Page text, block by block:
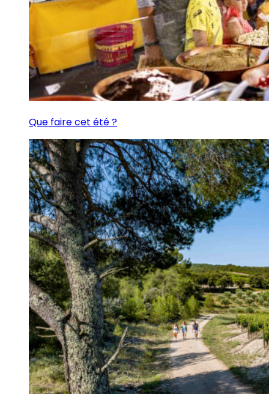
Que faire cet été ?